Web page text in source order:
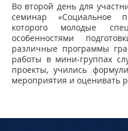
Во второй день для
семинар «Социальное
которого молодые
особенностями
различные программы
работы в мини-группах
проекты, учились
мероприятия и оценивать